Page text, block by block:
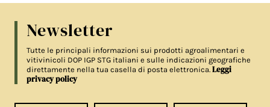
Newsletter
Tutte le principali informazioni sui prodotti agroalimentari e
vitivinicoli DOP IGP STG italiani e sulle indicazioni geografiche
direttamente nella tua casella di posta elettronica.Leggi
privacy policy